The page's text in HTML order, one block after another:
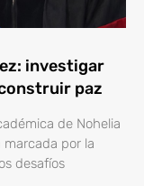
investigar
paz
de Nohelia
por la
desafíos